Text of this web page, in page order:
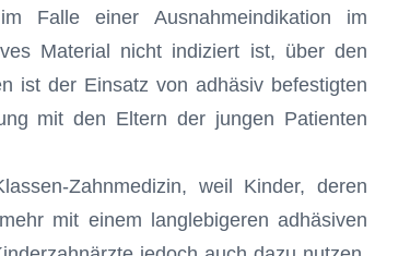
Falle einer Ausnahmeindikation im
Material nicht indiziert ist, über den
ist der Einsatz von adhäsiv befestigten
mit den Eltern der jungen Patienten
Zahnmedizin, weil Kinder, deren
mit einem langlebigeren adhäsiven